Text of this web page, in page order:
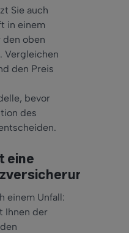
Sie auch
in einem
oben
Vergleichen
den Preis
bevor
des
eine
einem Unfall:
Ihnen der